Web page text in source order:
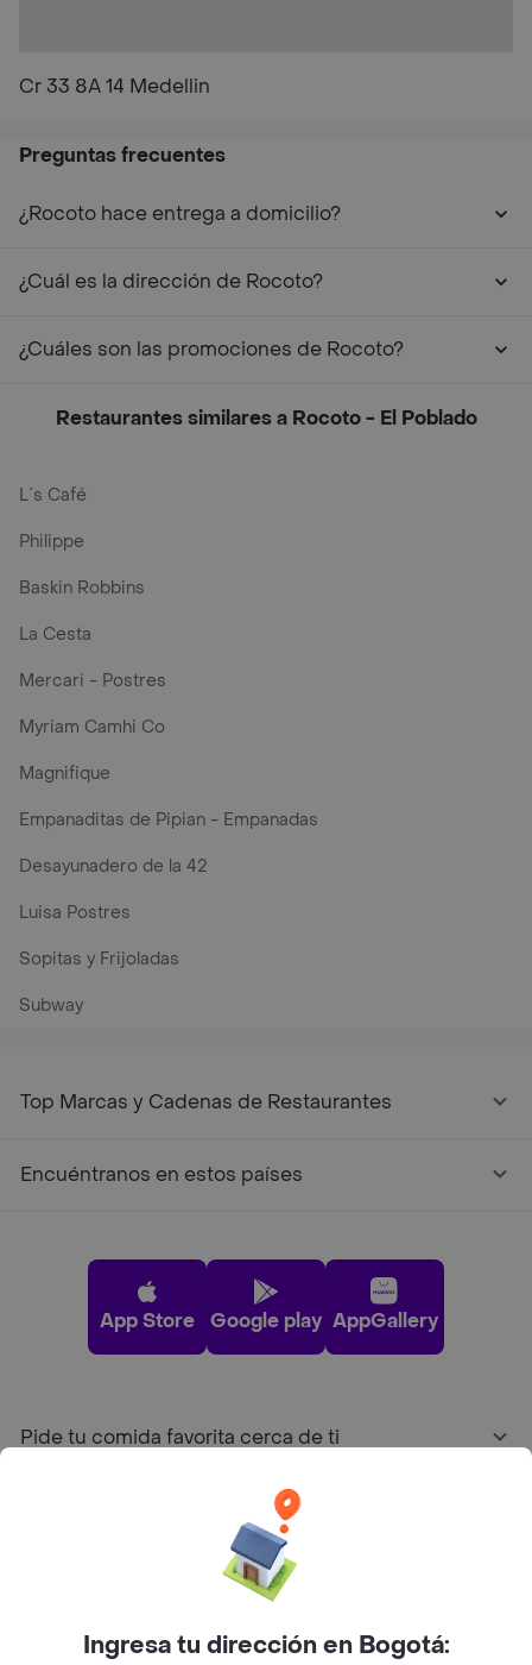
Cr 33 8A 14 Medellin
Preguntas frecuentes
¿Rocoto hace entrega a domicilio?
¿Cuál es la dirección de Rocoto?
¿Cuáles son las promociones de Rocoto?
Restaurantes similares a Rocoto - El Poblado
L´s Café
Philippe
Baskin Robbins
La Cesta
Mercari - Postres
Myriam Camhi Co
Magnifique
Empanaditas de Pipian - Empanadas
Desayunadero de la 42
Luisa Postres
Sopitas y Frijoladas
Subway
Top Marcas y Cadenas de Restaurantes
Encuéntranos en estos países
App Store Google play AppGallery
Pide tu comida favorita cerca de ti
Sobre RappiIngresa tu dirección en Bogotá: